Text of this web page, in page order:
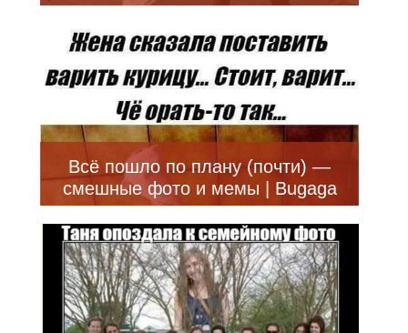
Всё пошло по плану (почти) —
смешные фото и мемы | Bugaga